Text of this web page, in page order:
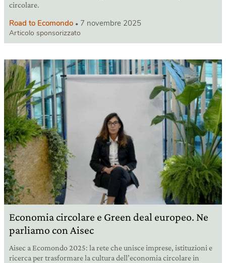
circolare.
Road to Ecomondo 7 novembre 2025
Articolo sponsorizzato
Economia circolare e Green deal europeo. Ne
parliamo con Aisec
Aisec a Ecomondo 2025: la rete che unisce imprese, istituzioni e
ricerca per trasformare la cultura dell’economia circolare in